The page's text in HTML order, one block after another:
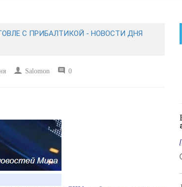
С ПРИБАЛТИКОЙ - НОВОСТИ ДНЯ
Salomon 0
В